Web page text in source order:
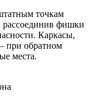
точкам
рассоединив фишки
Каркасы,
при обратном
места.